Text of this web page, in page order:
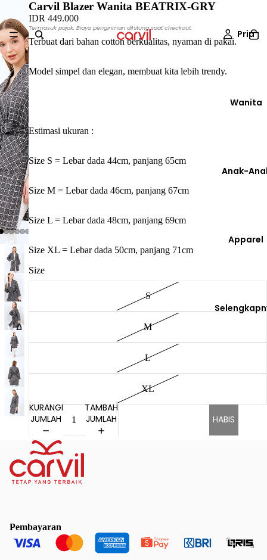
Pria
Wanita
Anak-
Apparel
Carvil Blazer Wanita BEATRIX-GRY
IDR 449.000
Termasuk pajak. Biaya pengiriman dihitung saat checkout.
Terbuat dari bahan cotton berkualitas, nyaman di pakai.
Model simpel dan elegan, membuat kita lebih trendy.
Estimasi ukuran :
Size S = Lebar dada 44cm, panjang 65cm
Size M = Lebar dada 46cm, panjang 67cm
Size L = Lebar dada 48cm, panjang 69cm
Size XL = Lebar dada 50cm, panjang 71cm
Size
S
M
L
XL
KURANGI
JUMLAH
TAMBAH
JUMLAH
HABIS
Pembayaran